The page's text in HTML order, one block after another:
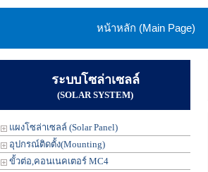
หน้าหลัก (Main Page)
ระบบโซล่าเซลล์
(SOLAR SYSTEM)
แผงโซล่าเซลล์ (Solar Panel)
อุปกรณ์ติดตั้ง(Mounting)
ขั้วต่อ,คอนเนคเตอร์ MC4